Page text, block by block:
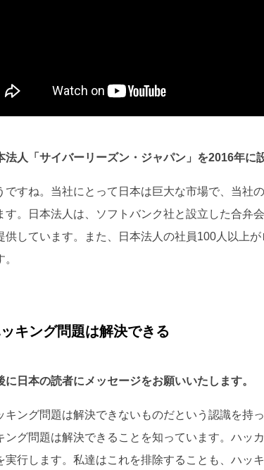
人「サイバーリーズン・ジャパン」を2016年に
すね。当社にとって日本は巨大な市場で、当社
す。日本法人は、ソフトバンク社と設立した合弁
供しています。また、日本法人の社員100人以上
キング問題は解決できる
日本の読者にメッセージをお願いいたします。
ング問題は解決できないものだという認識を持
ング問題は解決できることを知っています。ハッ
実行します。私達はこれを排除することも、ハッ